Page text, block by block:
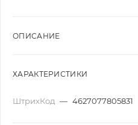
ОПИСАНИЕ
ХАРАКТЕРИСТИКИ
ШтрихКод — 4627077805831